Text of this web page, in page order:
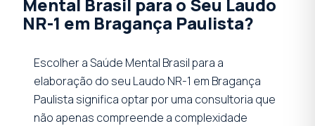
NR-1 em Bragança Paulista?
Escolher a Saúde Mental Brasil para a
elaboração do seu Laudo NR-1 em Bragança
Paulista significa optar por uma consultoria que
não apenas compreende a complexidade